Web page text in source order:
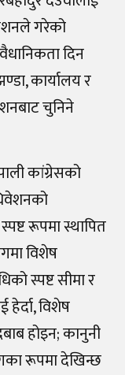
गरेको
दिन
कार्यालय र
चुनिने
कांग्रेसको
रूपमा स्थापित
विशेष
स्पष्ट सीमा र
विशेष
होइन; कानुनी
रूपमा देखिन्छ